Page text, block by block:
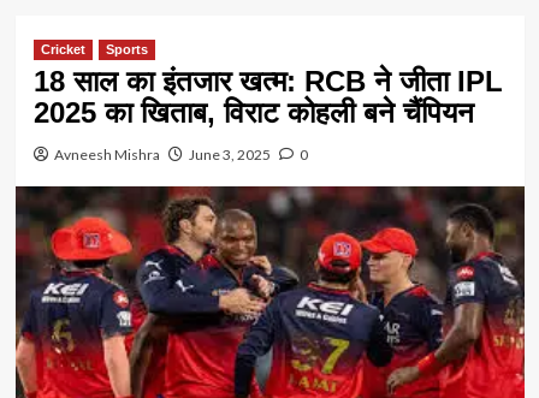
Cricket Sports
18 साल का इंतजार खत्म: RCB ने जीता IPL
2025 का खिताब, विराट कोहली बने चैंपियन
Avneesh Mishra June 3, 2025 0